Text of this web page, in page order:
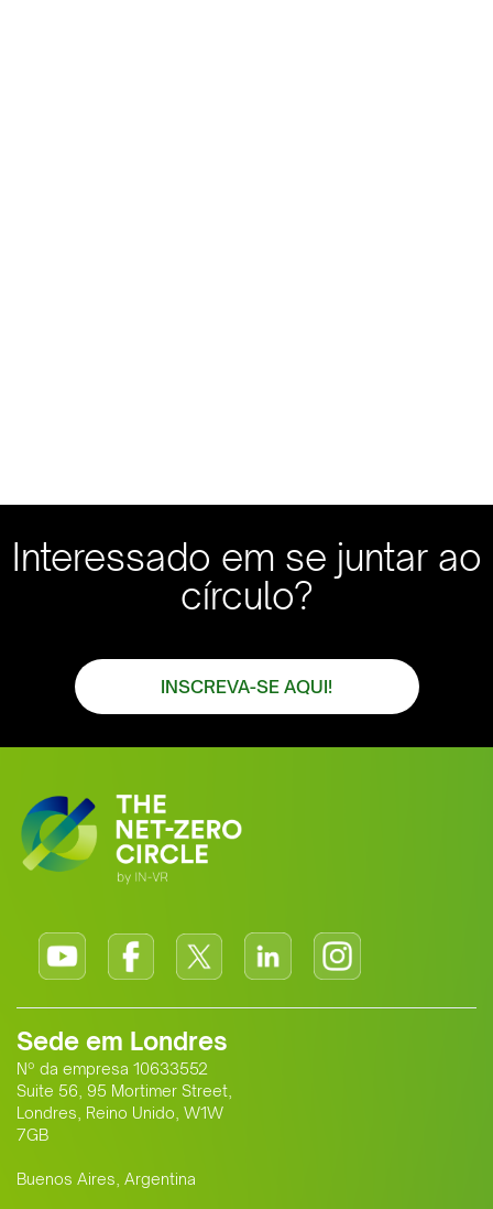
Interessado em se juntar ao
círculo?
INSCREVA-SE AQUI!
Sede em Londres
Nº da empresa 10633552
Suite 56, 95 Mortimer Street,
Londres, Reino Unido, W1W
7GB
Buenos Aires, Argentina